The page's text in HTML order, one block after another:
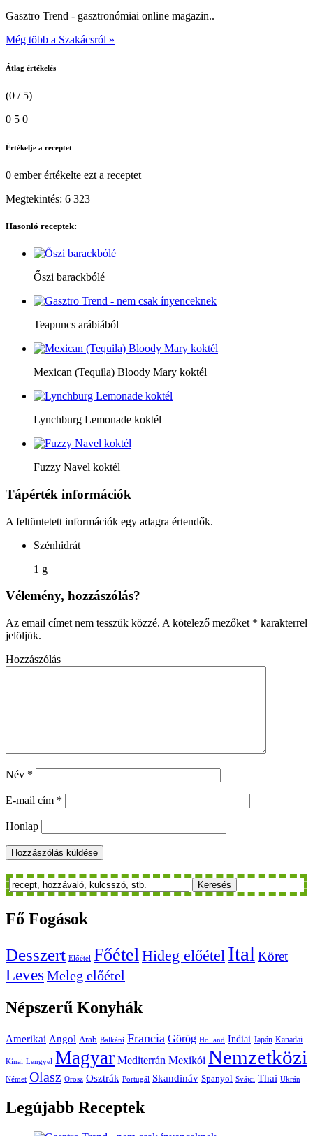
Gasztro Trend - gasztronómiai online magazin..
Még több a Szakácsról »
Átlag értékelés
(0 / 5)
0 5 0
Értékelje a receptet
0 emberértékelte ezt a receptet
Megtekintés: 6 323
Hasonló receptek:
Őszi barackbólé
Teapuncs arábiából
Mexican (Tequila) Bloody Mary koktél
Lynchburg Lemonade koktél
Fuzzy Navel koktél
Tápérték információk
A feltüntetett információk egy adagra értendők.
Szénhidrát
1 g
Vélemény, hozzászólás?
Az email címet nem tesszük közzé. A kötelező mezőket * karakterrel
jelöljük.
Hozzászólás
Név *
E-mail cím *
Honlap
Keresés
Fő Fogások
Desszert Előétel Főétel Hideg előétel Ital Köret
Leves Meleg előétel
Népszerű Konyhák
Amerikai Angol Arab Balkáni Francia Görög Holland Indiai Japán Kanadai
Kínai Lengyel Magyar Mediterrán Mexikói Nemzetközi
Német Olasz Orosz Osztrák Portugál Skandináv Spanyol Svájci Thai Ukrán
Legújabb Receptek